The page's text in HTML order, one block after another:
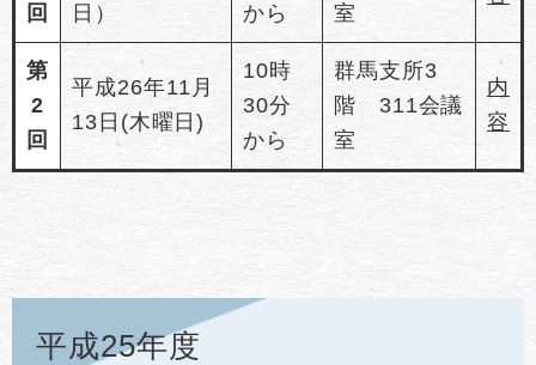
回
日）
から
室
第
2
回
平成26年11月
13日(木曜日)
10時
30分
から
群馬支所3
階 311会議
室
内
容
平成25年度